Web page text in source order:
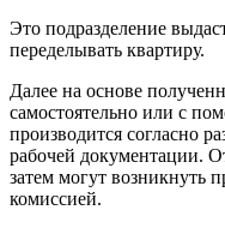
Это подразделение
переделывать квартиру.
Далее на основе
самостоятельно или с
производится согласно
рабочей документации.
затем могут возникнуть
комиссией.